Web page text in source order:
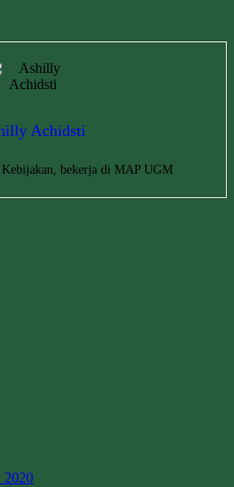
Achidsti
Kebijakan, bekerja di MAP UGM
2020